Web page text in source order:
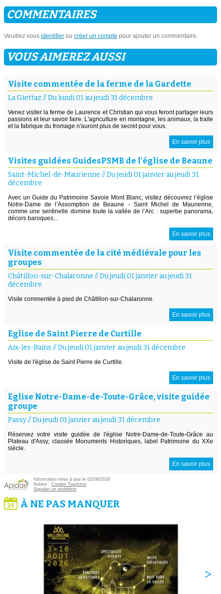
COMMENTAIRES
Veuillez vous identifier ou créer un compte pour ajouter un commentaire.
VOUS AIMEREZ AUSSI
Visite commentée de la ferme de la Gardette
La Giettaz //Du lundi 01 au jeudi 31 décembre
Venez visiter la ferme de Laurence et Christian qui vous feront partager leurs
passions et leur savoir faire. L'agriculture en montagne, les animaux, la traite
et la fabrique du fromage n'auront plus de secret pour vous.
En savoir plus
Visites guidées GuidesPSMB de l'église de Beaune
Saint-Michel-de-Maurienne //Du jeudi 01 janvier au jeudi 31
décembre
Avec un Guide du Patrimoine Savoie Mont Blanc, visitez découvrez l’église
Notre-Dame de l’Assomption de Beaune - Saint Michel de Maurienne,
comme une sentinelle domine toute la vallée de l’Arc : superbe panorama,
décors baroques...
En savoir plus
Visite commentée de la cité médiévale pour les
groupes
Châtillon-sur-Chalaronne //Du jeudi 01 janvier au jeudi 31
décembre
Visite commentée à pied de Châtillon-sur-Chalaronne.
En savoir plus
Eglise de Saint Pierre de Curtille
Aix-les-Bains //Du jeudi 01 janvier au jeudi 31 décembre
Visite de l'église de Saint Pierre de Curtille.
En savoir plus
Eglise Notre-Dame-de-Toute-Grâce, visite guidée
groupe
Passy//Du jeudi 01 janvier au jeudi 31 décembre
Réservez votre visite guidée de l'église Notre-Dame-de-Toute-Grâce au
Plateau d'Assy, classée Monuments Historiques, label Patrimoine du XXe
siècle.
En savoir plus
Information mise à jour le 02/06/2026
Auteur : Cordon Tourisme
Signaler un problème
À NE PAS MANQUER